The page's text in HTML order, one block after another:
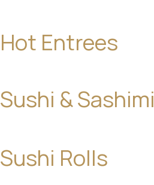
Hot Entrees
Sushi & Sashimi
Sushi Rolls